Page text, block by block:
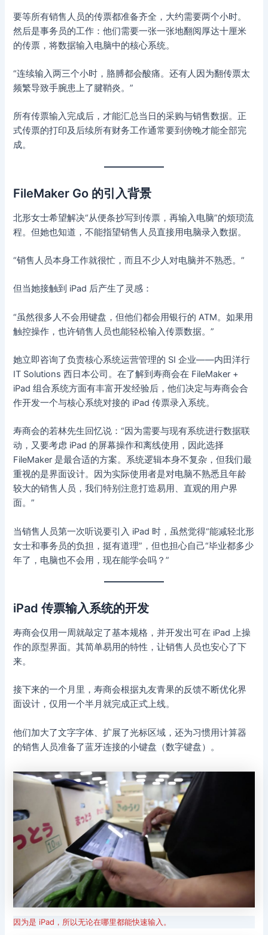
要等所有销售人员的传票都准备齐全，大约需要两个小时。
然后是事务员的工作：他们需要一张一张地翻阅厚达十厘米
的传票，将数据输入电脑中的核心系统。
“连续输入两三个小时，胳膊都会酸痛。还有人因为翻传票太
频繁导致手腕患上了腱鞘炎。”
所有传票输入完成后，才能汇总当日的采购与销售数据。正
式传票的打印及后续所有财务工作通常要到傍晚才能全部完
成。
FileMaker Go 的引入背景
北形女士希望解决“从便条抄写到传票，再输入电脑”的烦琐流
程。但她也知道，不能指望销售人员直接用电脑录入数据。
“销售人员本身工作就很忙，而且不少人对电脑并不熟悉。”
但当她接触到 iPad 后产生了灵感：
“虽然很多人不会用键盘，但他们都会用银行的 ATM。如果用
触控操作，也许销售人员也能轻松输入传票数据。”
她立即咨询了负责核心系统运营管理的 SI 企业——内田洋行
IT Solutions 西日本公司。在了解到寿商会在 FileMaker +
iPad 组合系统方面有丰富开发经验后，他们决定与寿商会合
作开发一个与核心系统对接的 iPad 传票录入系统。
寿商会的若林先生回忆说：“因为需要与现有系统进行数据联
动，又要考虑 iPad 的屏幕操作和离线使用，因此选择
FileMaker 是最合适的方案。系统逻辑本身不复杂，但我们最
重视的是界面设计。因为实际使用者是对电脑不熟悉且年龄
较大的销售人员，我们特别注意打造易用、直观的用户界
面。”
当销售人员第一次听说要引入 iPad 时，虽然觉得“能减轻北形
女士和事务员的负担，挺有道理”，但也担心自己“毕业都多少
年了，电脑也不会用，现在能学会吗？”
iPad 传票输入系统的开发
寿商会仅用一周就敲定了基本规格，并开发出可在 iPad 上操
作的原型界面。其简单易用的特性，让销售人员也安心了下
来。
接下来的一个月里，寿商会根据丸友青果的反馈不断优化界
面设计，仅用一个半月就完成正式上线。
他们加大了文字字体、扩展了光标区域，还为习惯用计算器
的销售人员准备了蓝牙连接的小键盘（数字键盘）。
因为是 iPad，所以无论在哪里都能快速输入。